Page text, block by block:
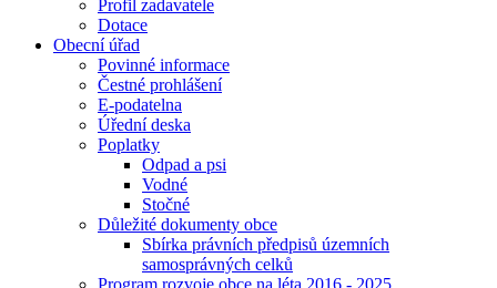
Profil zadavatele
Dotace
Obecní úřad
Povinné informace
Čestné prohlášení
E-podatelna
Úřední deska
Poplatky
Odpad a psi
Vodné
Stočné
Důležité dokumenty obce
Sbírka právních předpisů územních
samosprávných celků
Program rozvoje obce na léta 2016 - 2025